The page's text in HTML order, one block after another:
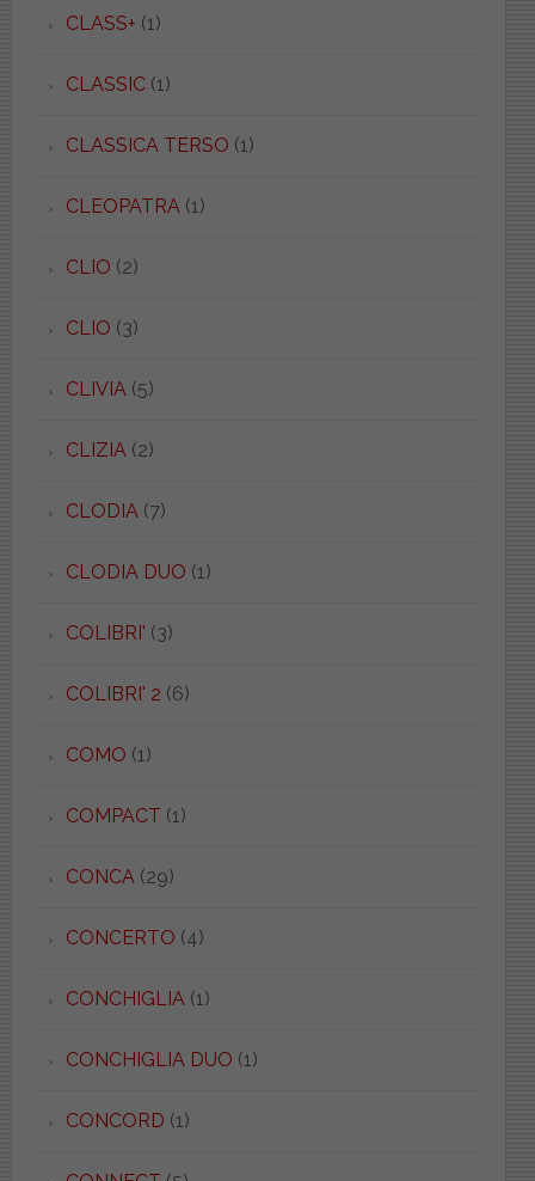
CLASS+ (1)
CLASSIC(1)
CLASSICA TERSO (1)
CLEOPATRA (1)
CLIO (2)
CLIO (3)
CLIVIA (5)
CLIZIA (2)
CLODIA (7)
CLODIA DUO (1)
COLIBRI' (3)
COLIBRI' 2 (6)
COMO (1)
COMPACT (1)
CONCA (29)
CONCERTO (4)
CONCHIGLIA (1)
CONCHIGLIA DUO (1)
CONCORD (1)